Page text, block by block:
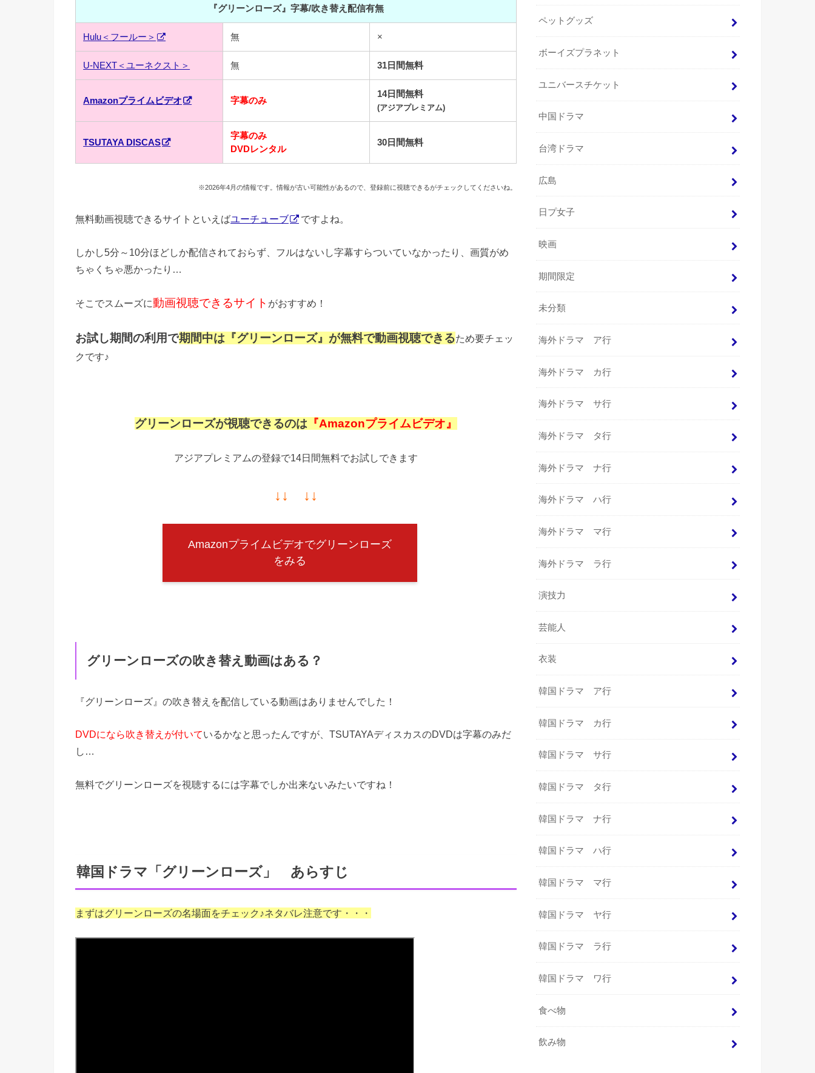
『グリーンローズ』字幕/吹き替え配信有無
Hulu＜フールー＞ 無 ×
U-NEXT＜ユーネクスト＞ 無 31日間無料
Amazonプライムビデオ 字幕のみ
14日間無料
(アジアプレミアム)
TSUTAYA DISCAS
字幕のみ
DVDレンタル
30日間無料
※2026年4月の情報です。情報が古い可能性があるので、登録前に視聴できるがチェックしてくださいね。
無料動画視聴できるサイトといえばユーチューブ ですよね。
しかし5分～10分ほどしか配信されておらず、フルはないし字幕すらついていなかったり、画質がめ
ちゃくちゃ悪かったり…
そこでスムーズに動画視聴できるサイト がおすすめ！
お試し期間の利用で期間中は『グリーンローズ』が無料で動画視聴できるため要チェッ
クです♪
グリーンローズが視聴できるのは 『Amazonプライムビデオ』
アジアプレミアムの登録で14日間無料でお試しできます
↓↓ ↓↓
Amazonプライムビデオでグリーンローズ
をみる
グリーンローズの吹き替え動画はある？
『グリーンローズ』の吹き替えを配信している動画はありませんでした！
DVDになら吹き替えが付いているかなと思ったんですが、TSUTAYAディスカスのDVDは字幕のみだ
し…
無料でグリーンローズを視聴するには字幕でしか出来ないみたいですね！
韓国ドラマ「グリーンローズ」 あらすじ
まずはグリーンローズの名場面をチェック♪ネタバレ注意です・・・
ペットグッズ
ボーイズプラネット
ユニバースチケット
中国ドラマ
台湾ドラマ
広島
日プ女子
映画
期間限定
未分類
海外ドラマ ア行
海外ドラマ カ行
海外ドラマ サ行
海外ドラマ タ行
海外ドラマ ナ行
海外ドラマ ハ行
海外ドラマ マ行
海外ドラマ ラ行
演技力
芸能人
衣装
韓国ドラマ ア行
韓国ドラマ カ行
韓国ドラマ サ行
韓国ドラマ タ行
韓国ドラマ ナ行
韓国ドラマ ハ行
韓国ドラマ マ行
韓国ドラマ ヤ行
韓国ドラマ ラ行
韓国ドラマ ワ行
食べ物
飲み物